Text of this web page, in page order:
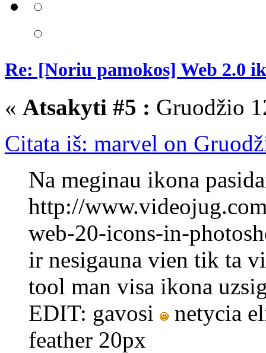
Re: [Noriu pamokos] Web 2.0
« Atsakyti #5 : Gruodžio
Citata iš: marvel on
Na meginau ikona
http://
web-20-icons-in-
ir nesigauna vien tik ta
tool man visa ikona
EDIT: gavosi
netycia
feather 20px